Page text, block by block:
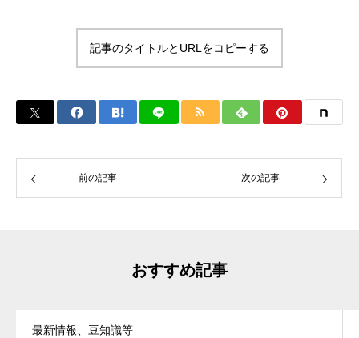
記事のタイトルとURLをコピーする
前の記事 次の記事
おすすめ記事
最新情報、豆知識等